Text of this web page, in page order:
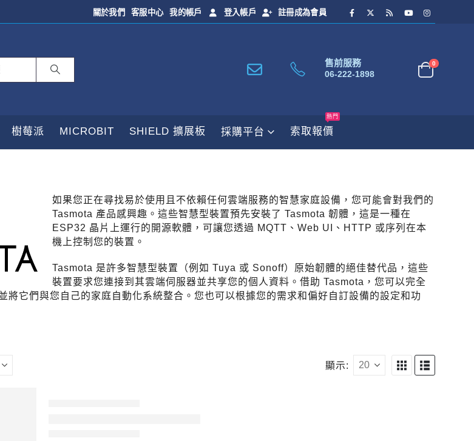
關於我們 客服中心 我的帳戶 登入帳戶 註冊成為會員
售前服務
06-222-1898
0
樹莓派 MICROBIT SHIELD 擴展板 採購平台 索取報價
熱門
如果您正在尋找易於使用且不依賴任何雲端服務的智慧家庭設備，您可能會對我們的
Tasmota 產品感興趣。這些智慧型裝置預先安裝了 Tasmota 韌體，這是一種在
ESP32 晶片上運行的開源軟體，可讓您透過 MQTT、Web UI、HTTP 或序列在本
機上控制您的裝置。
Tasmota 是許多智慧型裝置（例如 Tuya 或 Sonoff）原始韌體的絕佳替代品，這些
裝置要求您連接到其雲端伺服器並共享您的個人資料。借助 Tasmota，您可以完全
將它們與您自己的家庭自動化系統整合。您也可以根據您的需求和偏好自訂設備的設定和功
顯示: